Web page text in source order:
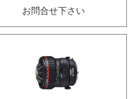
お問合せ下さい